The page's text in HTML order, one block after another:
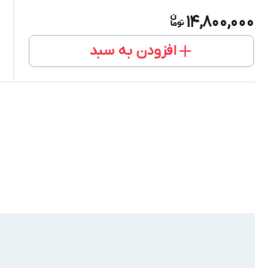
14,800,000
افزودن به سبد